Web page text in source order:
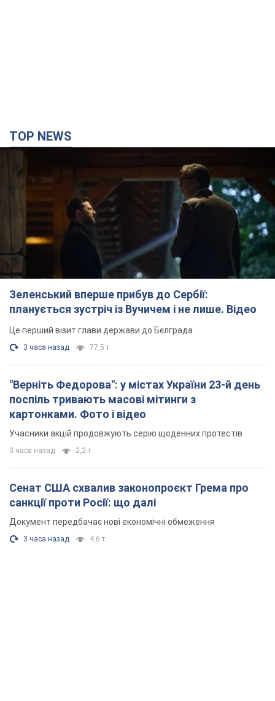
TOP NEWS
Зеленський вперше прибув до Сербії:
планується зустріч із Вучичем і не лише. Відео
Це перший візит глави держави до Бєлграда
3 часа назад 77,5 т.
"Верніть Федорова": у містах України 23-й день
поспіль тривають масові мітинги з
картонками. Фото і відео
Учасники акцій продовжують серію щоденних протестів
3 часа назад 2,2 т.
Сенат США схвалив законопроєкт Грема про
санкції проти Росії: що далі
Документ передбачає нові економічні обмеження
3 часа назад 4,6 т.